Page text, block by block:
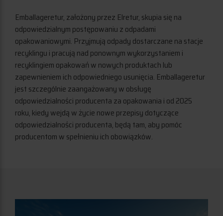
Emballageretur, założony przez Elretur, skupia się na
odpowiedzialnym postępowaniu z odpadami
opakowaniowymi. Przyjmują odpady dostarczane na stacje
recyklingu i pracują nad ponownym wykorzystaniem i
recyklingiem opakowań w nowych produktach lub
zapewnieniem ich odpowiedniego usunięcia. Emballageretur
jest szczególnie zaangażowany w obsługę
odpowiedzialności producenta za opakowania i od 2025
roku, kiedy wejdą w życie nowe przepisy dotyczące
odpowiedzialności producenta, będą tam, aby pomóc
producentom w spełnieniu ich obowiązków.